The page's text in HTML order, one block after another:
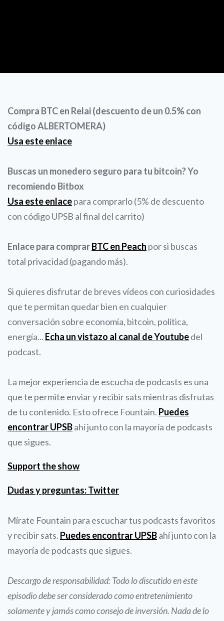
Compra BTC en Relai (descuento de un 0.5% con
código ALBERTOMERA)
Usa este enlace
Buscas un monedero seguro para tu bitcoin? Yo
recomiendo Bitbox
Usa este enlacepara comprarlo (5% de descuento
con código UPSB al final del carrito)
Enlace para comprarBTC en Peach por si buscas
total privacidad (pagando más).
Si quieres disfrutar de breves vídeos con curiosidades
que te permitan quedar bien en cualquier
conversación sobre economía, bitcoin, política,
energía... Echa un vistazo al canal de Youtubedel
podcast.
La mejor experiencia de escucha de podcasts es una
que te permite enviar y recibir sats mientras disfrutas
de tu contenido. Esto ofrece Fountain. Puedes
encontrar UPSBahí junto con la mayoría de podcasts
que sigues.
Support the show
Dudas y preguntas: Twitter
Mírate Fountain para escuchar tus podcasts favoritos
y recibir sats. Puedes encontrar UPSBahí junto con la
mayoría de podcasts que sigues.
Descargo de responsabilidad: Todo lo discutido en este
episodio debe ser considerado como entretenimiento
solamente y jamás como consejo de inversión. Nada de lo